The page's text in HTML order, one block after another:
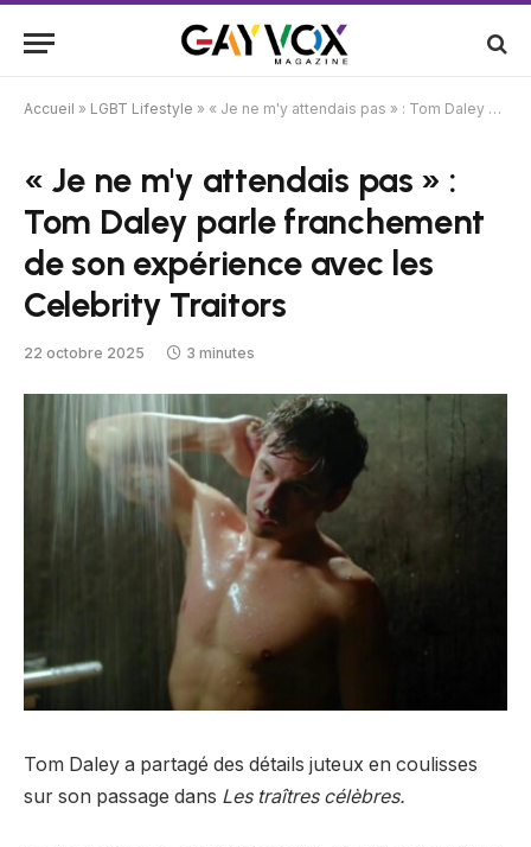
Accueil » LGBT Lifestyle » « Je ne m'y attendais pas » : Tom Daley parle franchement de son expérience avec les Celebrity Traitors
« Je ne m'y attendais pas » :
Tom Daley parle franchement
de son expérience avec les
Celebrity Traitors
22 octobre 2025 3 minutes
Tom Daley a partagé des détails juteux en coulisses
sur son passage dans Les traîtres célèbres.